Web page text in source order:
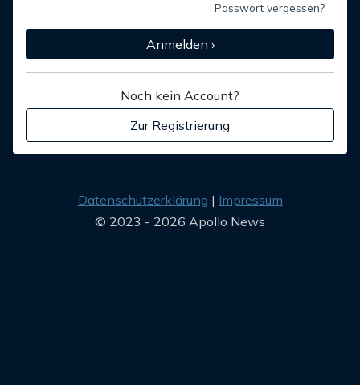
Passwort vergessen?
Anmelden ›
Noch kein Account?
Zur Registrierung
Datenschutzerklärung
Impressum
© 2023 - 2026 Apollo News